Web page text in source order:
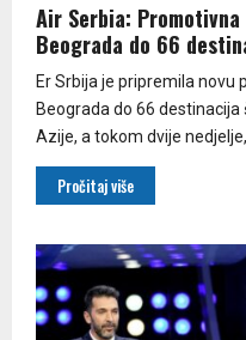
Air Serbia:
Beograda do 66
Er Srbija je pripremila
Beograda do 66
Azije, a tokom dvije nedjelje,
Pročitaj više